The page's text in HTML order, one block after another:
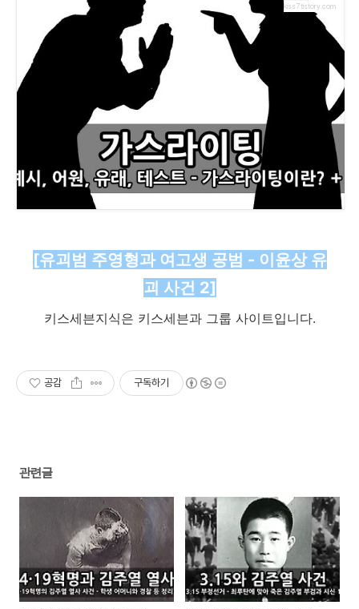
kiss7.tistory.com
[유괴범 주영형과 여고생 공범 - 이윤상 유
괴 사건 2​]
키스세븐지식은 키스세븐과 그룹 사이트입니다.
공감 구독하기
관련글